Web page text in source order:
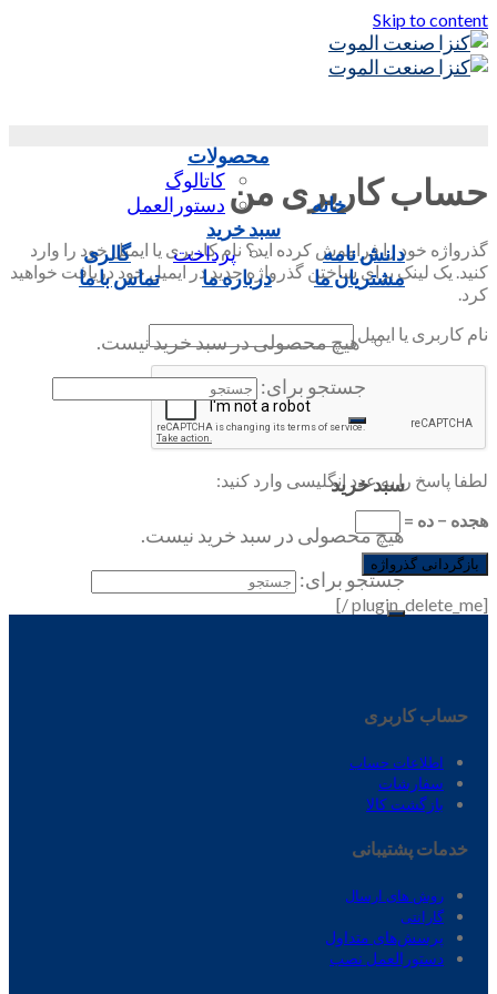
Skip to content
خانه
محصولات
کاتالوگ
دستورالعمل
دانش نامه
سبد خرید
پرداخت
گالری
مشتریان ما
درباره ما تماس‌ با‌ ما
هیچ محصولی در سبد خرید نیست.
جستجو برای:
سبد خرید
هیچ محصولی در سبد خرید نیست.
جستجو برای:
حساب کاربری من
گذرواژه خود را فراموش کرده اید؟ نام کاربری یا ایمیل خود را وارد
کنید. یک لینک برای ساختن گذرواژه جدید در ایمیل خود دریافت خواهید
کرد.
نام کاربری یا ایمیل
لطفا پاسخ را به عدد انگلیسی وارد کنید:
هجده − ده =
بازگردانی گذرواژه
[plugin_delete_me /]
حساب کاربری
اطلاعات حساب
سفارشات
بازگشت کالا
خدمات پشتیبانی
روش های ارسال
گارانتی
پرسش‌های متداول
دستورالعمل نصب